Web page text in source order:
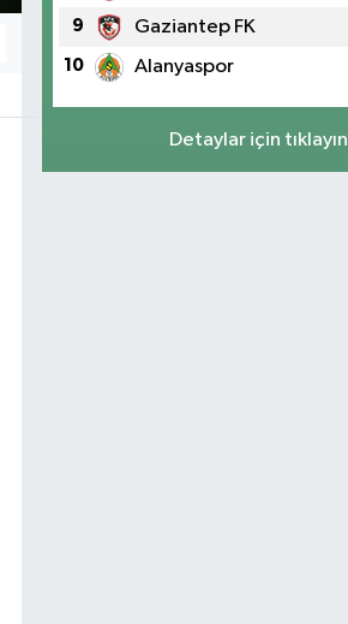
9 Gaziantep FK
10 Alanyaspor
Detaylar için tıklayın